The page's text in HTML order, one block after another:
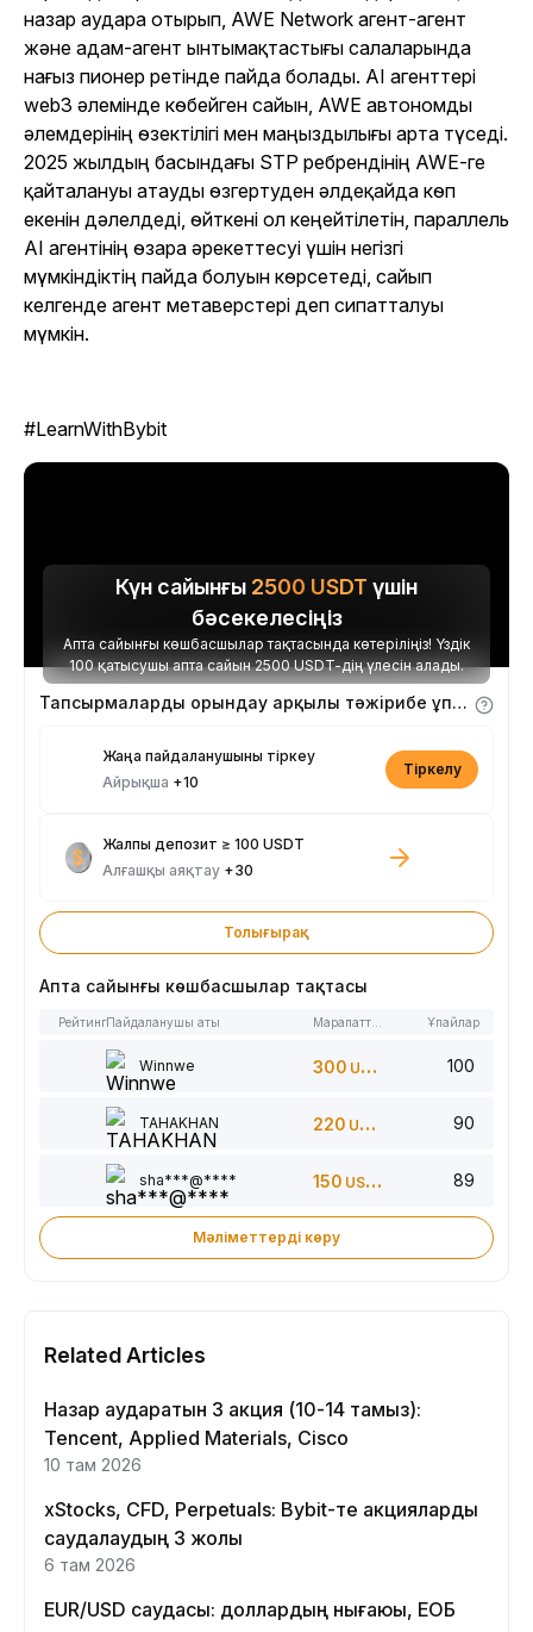
назар аудара отырып, AWE Network агент-агент
және адам-агент ынтымақтастығы салаларында
нағыз пионер ретінде пайда болады. AI агенттері
web3 әлемінде көбейген сайын, AWE автономды
әлемдерінің өзектілігі мен маңыздылығы арта түседі.
2025 жылдың басындағы STP ребрендінің AWE-ге
қайталануы атауды өзгертуден әлдеқайда көп
екенін дәлелдеді, өйткені ол кеңейтілетін, параллель
AI агентінің өзара әрекеттесуі үшін негізгі
мүмкіндіктің пайда болуын көрсетеді, сайып
келгенде агент метаверстері деп сипатталуы
мүмкін.
#LearnWithBybit
Күн сайынғы 2500 USDT үшін
бәсекелесіңіз
Апта сайынғы көшбасшылар тақтасында көтеріліңіз! Үздік
100 қатысушы апта сайын 2500 USDT-дің үлесін алады.
Тапсырмаларды орындау арқылы тәжірибе ұпайларын алыңыз
Жаңа пайдаланушыны тіркеу
Айрықша +10
Тіркелу
Жалпы депозит ≥ 100 USDT
Алғашқы аяқтау +30
Толығырақ
Апта сайынғы көшбасшылар тақтасы
РейтингПайдаланушы аты Марапаттар Ұпайлар
Winnwe 300 USDT 100
TAHAKHAN 220 USDT 90
sha***@**** 150 USDT 89
Мәліметтерді көру
Related Articles
Назар аударатын 3 акция (10-14 тамыз):
Tencent, Applied Materials, Cisco
10 там 2026
xStocks, CFD, Perpetuals: Bybit-те акцияларды
саудалаудың 3 жолы
6 там 2026
EUR/USD саудасы: доллардың нығаюы, ЕОБ